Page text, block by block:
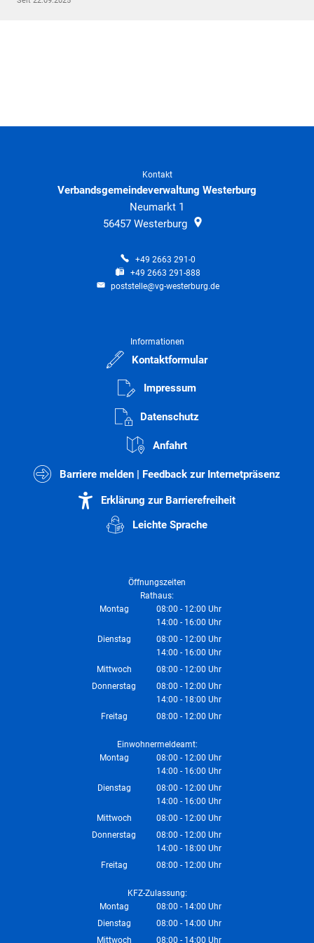
Sicherheit für Senioren
Westerwaldbad
Kontakt
Verbandsgemeindeverwaltung Westerburg
Neumarkt 1
56457 Westerburg
+49 2663 291-0
+49 2663 291-888
poststelle@vg-westerburg.de
Informationen
Kontaktformular
Impressum
Datenschutz
Anfahrt
Barriere melden | Feedback zur Internetpräsenz
Erklärung zur Barrierefreiheit
Leichte Sprache
Öffnungszeiten
Rathaus:
Montag
08:00 - 12:00 Uhr
Von 08:00 bis 12:00 Uhr
14:00 - 16:00 Uhr
Von 14:00 bis 16:00 Uhr
Dienstag 08:00 - 12:00 Uhr
Von 08:00 bis 12:00 Uhr
14:00 - 16:00 Uhr
Von 14:00 bis 16:00 Uhr
Mittwoch 08:00 - 12:00 Uhr
Von 08:00 bis 12:00 Uhr
Donnerstag 08:00 - 12:00 Uhr
Von 08:00 bis 12:00 Uhr
14:00 - 18:00 Uhr
Von 14:00 bis 18:00 Uhr
Freitag 08:00 - 12:00 Uhr
Einwohnermeldeamt:
Montag
08:00 - 12:00 Uhr
Von 08:00 bis 12:00 Uhr
14:00 - 16:00 Uhr
Von 14:00 bis 16:00 Uhr
Dienstag 08:00 - 12:00 Uhr
Von 08:00 bis 12:00 Uhr
14:00 - 16:00 Uhr
Von 14:00 bis 16:00 Uhr
Mittwoch 08:00 - 12:00 Uhr
Von 08:00 bis 12:00 Uhr
Donnerstag 08:00 - 12:00 Uhr
Von 08:00 bis 12:00 Uhr
14:00 - 18:00 Uhr
Von 14:00 bis 18:00 Uhr
Freitag 08:00 - 12:00 Uhr
KFZ-Zulassung:
Montag
08:00 - 14:00 Uhr
Von 08:00 bis 14:00 Uhr
Dienstag 08:00 - 14:00 Uhr
Von 08:00 bis 14:00 Uhr
Mittwoch 08:00 - 14:00 Uhr